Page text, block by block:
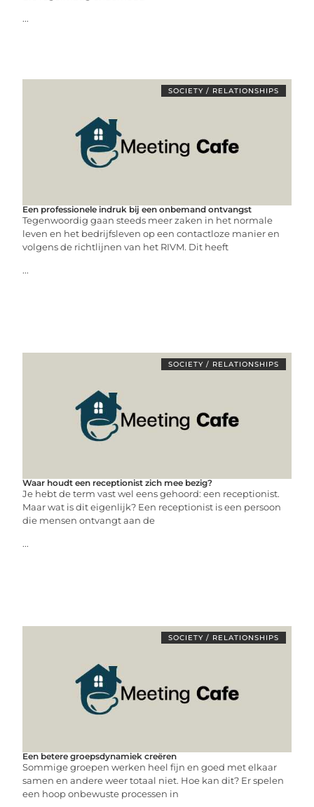
...
SOCIETY / RELATIONSHIPS
Een professionele indruk bij een onbemand ontvangst
Tegenwoordig gaan steeds meer zaken in het normale
leven en het bedrijfsleven op een contactloze manier en
volgens de richtlijnen van het RIVM. Dit heeft
...
SOCIETY / RELATIONSHIPS
Waar houdt een receptionist zich mee bezig?
Je hebt de term vast wel eens gehoord: een receptionist.
Maar wat is dit eigenlijk? Een receptionist is een persoon
die mensen ontvangt aan de
...
SOCIETY / RELATIONSHIPS
Een betere groepsdynamiek creëren
Sommige groepen werken heel fijn en goed met elkaar
samen en andere weer totaal niet. Hoe kan dit? Er spelen
een hoop onbewuste processen in